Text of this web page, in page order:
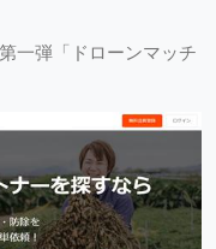
一弾「ドローンマッチ